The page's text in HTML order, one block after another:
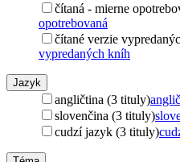
čítaná - mierne
opotrebovaná
čítané verzie
vypredaných kníh
Jazyk
angličtina (3 tituly)
slovenčina (3 tituly)
cudzí jazyk (3 tituly)